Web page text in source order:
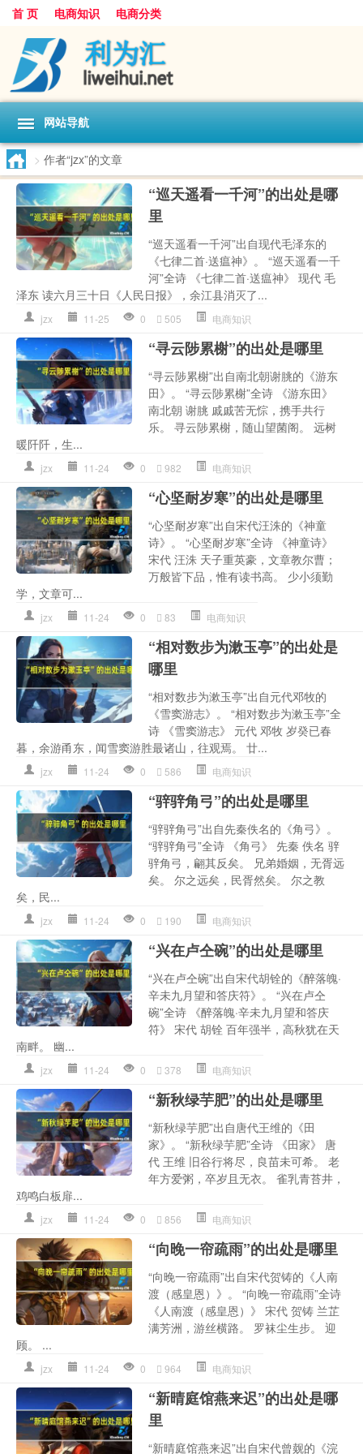
首 页 电商知识 电商分类
网站导航
> 作者“jzx”的文章
“巡天遥看一千河”的出处是哪
里
“巡天遥看一千河”出自现代毛泽东的
《七律二首·送瘟神》。 “巡天遥看一千
河”全诗 《七律二首·送瘟神》 现代 毛
泽东 读六月三十日《人民日报》，余江县消灭了...
jzx 11-25 0 505 电商知识
“寻云陟累榭”的出处是哪里
“寻云陟累榭”出自南北朝谢朓的《游东
田》。 “寻云陟累榭”全诗 《游东田》
南北朝 谢朓 戚戚苦无悰，携手共行
乐。 寻云陟累榭，随山望菌阁。 远树
暖阡阡，生...
jzx 11-24 0 982 电商知识
“心坚耐岁寒”的出处是哪里
“心坚耐岁寒”出自宋代汪洙的《神童
诗》。 “心坚耐岁寒”全诗 《神童诗》
宋代 汪洙 天子重英豪，文章教尔曹；
万般皆下品，惟有读书高。 少小须勤
学，文章可...
jzx 11-24 0 83 电商知识
“相对数步为漱玉亭”的出处是
哪里
“相对数步为漱玉亭”出自元代邓牧的
《雪窦游志》。 “相对数步为漱玉亭”全
诗 《雪窦游志》 元代 邓牧 岁癸已春
暮，余游甬东，闻雪窦游胜最诸山，往观焉。 廿...
jzx 11-24 0 586 电商知识
“骍骍角弓”的出处是哪里
“骍骍角弓”出自先秦佚名的《角弓》。
“骍骍角弓”全诗 《角弓》 先秦 佚名 骍
骍角弓，翩其反矣。 兄弟婚姻，无胥远
矣。 尔之远矣，民胥然矣。 尔之教
矣，民...
jzx 11-24 0 190 电商知识
“兴在卢仝碗”的出处是哪里
“兴在卢仝碗”出自宋代胡铨的《醉落魄·
辛未九月望和答庆符》。 “兴在卢仝
碗”全诗 《醉落魄·辛未九月望和答庆
符》 宋代 胡铨 百年强半，高秋犹在天
南畔。 幽...
jzx 11-24 0 378 电商知识
“新秋绿芋肥”的出处是哪里
“新秋绿芋肥”出自唐代王维的《田
家》。 “新秋绿芋肥”全诗 《田家》 唐
代 王维 旧谷行将尽，良苗未可希。 老
年方爱粥，卒岁且无衣。 雀乳青苔井，
鸡鸣白板扉...
jzx 11-24 0 856 电商知识
“向晚一帘疏雨”的出处是哪里
“向晚一帘疏雨”出自宋代贺铸的《人南
渡（感皇恩）》。 “向晚一帘疏雨”全诗
《人南渡（感皇恩）》 宋代 贺铸 兰芷
满芳洲，游丝横路。 罗袜尘生步。 迎
顾。 ...
jzx 11-24 0 964 电商知识
“新晴庭馆燕来迟”的出处是哪
里
“新晴庭馆燕来迟”出自宋代曾觌的《浣